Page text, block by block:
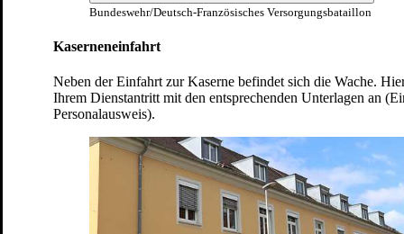
Bundeswehr/Deutsch-Französisches Versorgungsbataillon
Kaserneneinfahrt
Neben der Einfahrt zur Kaserne befindet sich die Wache.
Ihrem Dienstantritt mit den entsprechenden Unterlagen an
Personalausweis).
Monat
Orientierung im Gelände
(AGSAP)
Erster scharfer Schuss
Überleben im Felde
ABC
Biwak (Zeltlager)
Hören und Sehen bei eingeschränkter
Sicht
Ausbildung am Nachtsichtgerät
LUCIE
Steigerung der körperlichen